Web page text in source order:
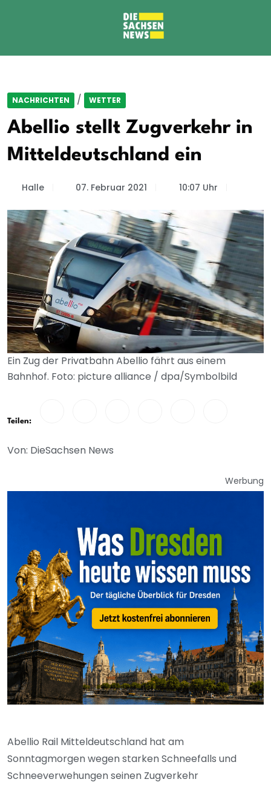
NACHRICHTEN / WETTER
Abellio stellt Zugverkehr in
Mitteldeutschland ein
Halle 07. Februar 2021 10:07 Uhr
Ein Zug der Privatbahn Abellio fährt aus einem
Bahnhof. Foto: picture alliance / dpa/Symbolbild
Teilen:
Von: DieSachsen News
Werbung
Abellio Rail Mitteldeutschland hat am
Sonntagmorgen wegen starken Schneefalls und
Schneeverwehungen seinen Zugverkehr